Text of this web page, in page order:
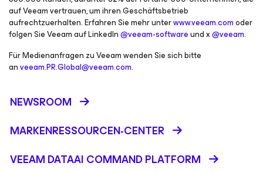
auf Veeam vertrauen, um ihren Geschäftsbetrieb
aufrechtzuerhalten. Erfahren Sie mehr unterwww.veeam.comoder
folgen Sie Veeam auf LinkedIn@veeam-softwareund x@veeam.
Für Medienanfragen zu Veeam wenden Sie sich bitte
anveeam.PR.Global@veeam.com.
NEWSROOM
MARKENRESSOURCEN-CENTER
VEEAM DATAAI COMMAND PLATFORM